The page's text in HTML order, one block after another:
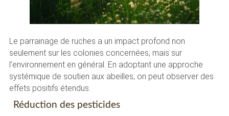
Le parrainage de ruches a un impact profond non
seulement sur les colonies concernées, mais sur
l’environnement en général. En adoptant une approche
systémique de soutien aux abeilles, on peut observer des
effets positifs étendus.
Réduction des pesticides